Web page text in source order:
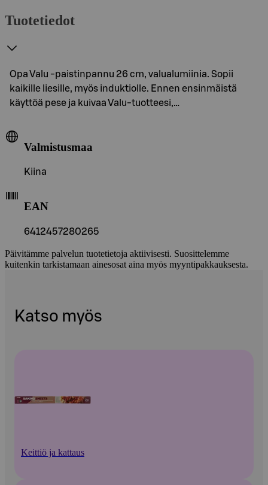
Tuotetiedot
Opa Valu -paistinpannu 26 cm, valualumiinia. Sopii
kaikille liesille, myös induktiolle. Ennen ensinmäistä
käyttöä pese ja kuivaa Valu-tuotteesi,…
Valmistusmaa
Kiina
EAN
6412457280265
Päivitämme palvelun tuotetietoja aktiivisesti. Suosittelemme
kuitenkin tarkistamaan ainesosat aina myös myyntipakkauksesta.
Katso myös
Keittiö ja kattaus